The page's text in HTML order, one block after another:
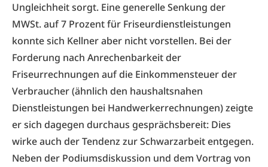
Ungleichheit sorgt. Eine generelle Senkung der
MWSt. auf 7 Prozent für Friseurdienstleistungen
konnte sich Kellner aber nicht vorstellen. Bei der
Forderung nach Anrechenbarkeit der
Friseurrechnungen auf die Einkommensteuer der
Verbraucher (ähnlich den haushaltsnahen
Dienstleistungen bei Handwerkerrechnungen) zeigte
er sich dagegen durchaus gesprächsbereit: Dies
wirke auch der Tendenz zur Schwarzarbeit entgegen.
Neben der Podiumsdiskussion und dem Vortrag von